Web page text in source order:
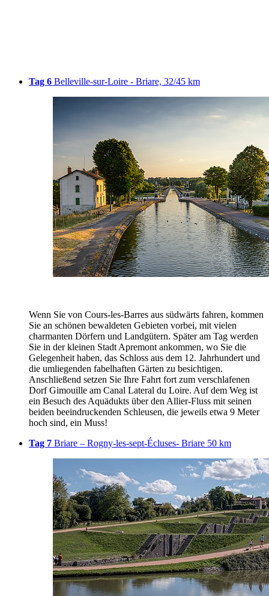
Tag 6 Belleville-sur-Loire - Briare, 32/45 km
Wenn Sie von Cours-les-Barres aus südwärts fahren, kommen
Sie an schönen bewaldeten Gebieten vorbei, mit vielen
charmanten Dörfern und Landgütern. Später am Tag werden
Sie in der kleinen Stadt Apremont ankommen, wo Sie die
Gelegenheit haben, das Schloss aus dem 12. Jahrhundert und
die umliegenden fabelhaften Gärten zu besichtigen.
Anschließend setzen Sie Ihre Fahrt fort zum verschlafenen
Dorf Gimouille am Canal Lateral du Loire. Auf dem Weg ist
ein Besuch des Aquädukts über den Allier-Fluss mit seinen
beiden beeindruckenden Schleusen, die jeweils etwa 9 Meter
hoch sind, ein Muss!
Tag 7 Briare – Rogny-les-sept-Écluses- Briare 50 km